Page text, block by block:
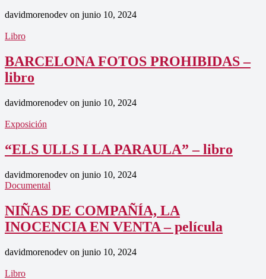
davidmorenodev on junio 10, 2024
Libro
BARCELONA FOTOS PROHIBIDAS –
libro
davidmorenodev on junio 10, 2024
Exposición
“ELS ULLS I LA PARAULA” – libro
davidmorenodev on junio 10, 2024
Documental
NIÑAS DE COMPAÑÍA, LA
INOCENCIA EN VENTA – película
davidmorenodev on junio 10, 2024
Libro